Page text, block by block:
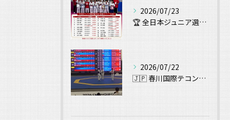
2026/07/23
🏆 全日本ジュニア選手権大会 出場！ 🥋
2026/07/22
🇯🇵 春川国際テコンドー大会（Chuncheon Korea...